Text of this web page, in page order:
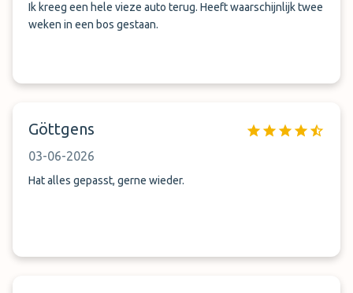
Ik kreeg een hele vieze auto terug. Heeft waarschijnlijk twee
weken in een bos gestaan.
Göttgens
03-06-2026
Hat alles gepasst, gerne wieder.